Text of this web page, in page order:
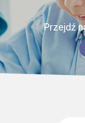
Przejdź